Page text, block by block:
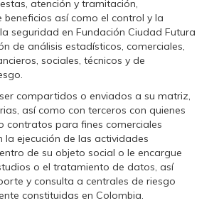
atención y tramitación,
así como el control y la
seguridad en Fundación Ciudad Futura
de análisis estadísticos, comerciales,
sociales, técnicos y de
compartidos o enviados a su matriz,
así como con terceros con quienes
contratos para fines comerciales
la ejecución de las actividades
de su objeto social o le encargue
o el tratamiento de datos, así
y consulta a centrales de riesgo
constituidas en Colombia.